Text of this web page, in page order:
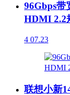
96Gbps带
HDMI 2.2
4 07.23
联想小新